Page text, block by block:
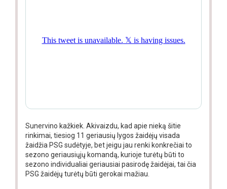
Sunervino kažkiek. Akivaizdu, kad apie nieką šitie
rinkimai, tiesiog 11 geriausių lygos žaidėjų visada
žaidžia PSG sudėtyje, bet jeigu jau renki konkrečiai to
sezono geriausiųjų komandą, kurioje turėtų būti to
sezono individualiai geriausiai pasirodę žaidėjai, tai čia
PSG žaidėjų turėtų būti gerokai mažiau.